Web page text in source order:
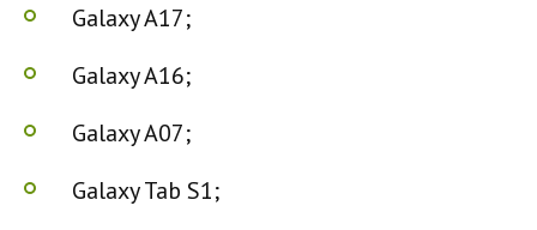
Galaxy A17;
Galaxy A16;
Galaxy A07;
Galaxy Tab S1;